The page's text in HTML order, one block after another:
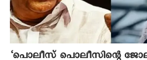
‘പൊലീസ് പൊലീസിന്റെ